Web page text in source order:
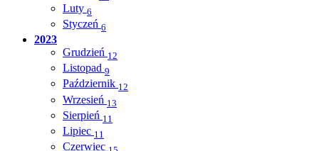
Luty 6
Styczeń 6
2023
Grudzień 12
Listopad 9
Październik 12
Wrzesień 13
Sierpień 11
Lipiec 11
Czerwiec